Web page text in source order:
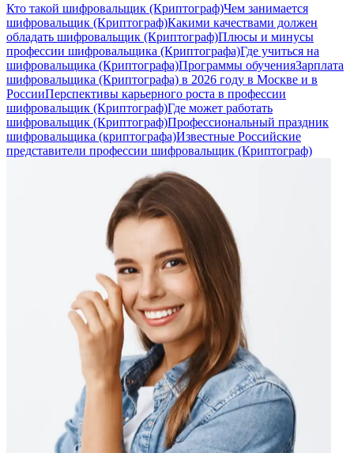
Кто такой шифровальщик (Криптограф)Чем занимается
шифровальщик (Криптограф)Какими качествами должен
обладать шифровальщик (Криптограф)Плюсы и минусы
профессии шифровальщика (Криптографа)Где учиться на
шифровальщика (Криптографа)Программы обученияЗарплата
шифровальщика (Криптографа) в 2026 году в Москве и в
РоссииПерспективы карьерного роста в профессии
шифровальщик (Криптограф)Где может работать
шифровальщик (Криптограф)Профессиональный праздник
шифровальщика (криптографа)Известные Российские
представители профессии шифровальщик (Криптограф)